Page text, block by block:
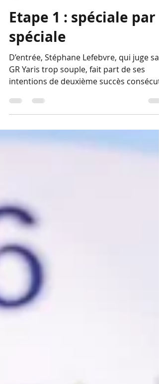
Frédéric Dart
30 mars
Etape 1 : spéciale par
spéciale
GR Yaris trop souple, fait part de ses
intentions de deuxième succès